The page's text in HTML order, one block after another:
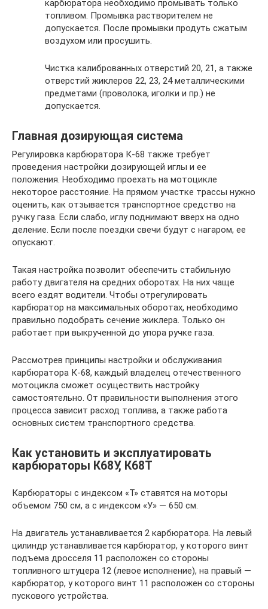
карбюратора необходимо промывать только
топливом. Промывка растворителем не
допускается. После промывки продуть сжатым
воздухом или просушить.
Чистка калиброванных отверстий 20, 21, а также
отверстий жиклеров 22, 23, 24 металлическими
предметами (проволока, иголки и пр.) не
допускается.
Главная дозирующая система
Регулировка карбюратора К-68 также требует
проведения настройки дозирующей иглы и ее
положения. Необходимо проехать на мотоцикле
некоторое расстояние. На прямом участке трассы нужно
оценить, как отзывается транспортное средство на
ручку газа. Если слабо, иглу поднимают вверх на одно
деление. Если после поездки свечи будут с нагаром, ее
опускают.
Такая настройка позволит обеспечить стабильную
работу двигателя на средних оборотах. На них чаще
всего ездят водители. Чтобы отрегулировать
карбюратор на максимальных оборотах, необходимо
правильно подобрать сечение жиклера. Только он
работает при выкрученной до упора ручке газа.
Рассмотрев принципы настройки и обслуживания
карбюратора К-68, каждый владелец отечественного
мотоцикла сможет осуществить настройку
самостоятельно. От правильности выполнения этого
процесса зависит расход топлива, а также работа
основных систем транспортного средства.
Как установить и эксплуатировать
карбюраторы К68У, К68Т
Карбюраторы с индексом «Т» ставятся на моторы
объемом 750 см, а с индексом «У» — 650 см.
На двигатель устанавливается 2 карбюратора. На левый
цилиндр устанавливается карбюратор, у которого винт
подъема дросселя 11 расположен со стороны
топливного штуцера 12 (левое исполнение), на правый —
карбюратор, у которого винт 11 расположен со стороны
пускового устройства.